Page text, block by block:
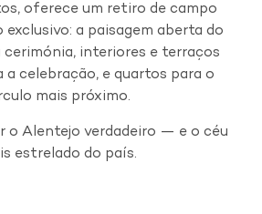
oferece um retiro de campo
a paisagem aberta do
cerimónia, interiores e terraços
a celebração, e quartos para o
mais próximo.
o Alentejo verdadeiro — e o céu
estrelado do país.